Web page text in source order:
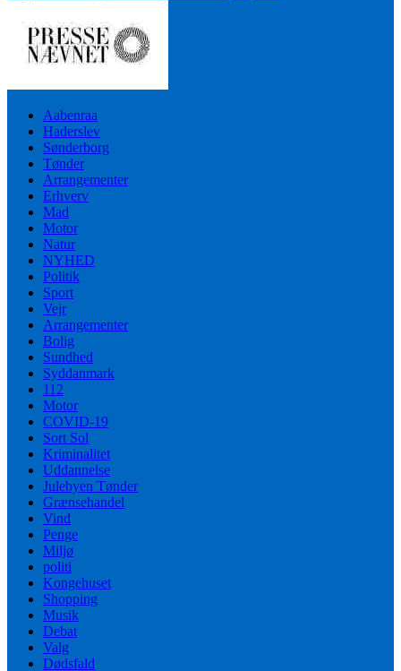
Aabenraa
Haderslev
Sønderborg
Tønder
Arrangementer
Erhverv
Mad
Motor
Natur
NYHED
Politik
Sport
Vejr
Arrangementer
Bolig
Sundhed
Syddanmark
112
Motor
COVID-19
Sort Sol
Kriminalitet
Uddannelse
Julebyen Tønder
Grænsehandel
Vind
Penge
Miljø
politi
Kongehuset
Shopping
Musik
Debat
Valg
Dødsfald